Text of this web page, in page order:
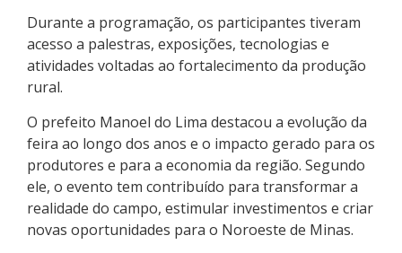
Durante a programação, os participantes tiveram
acesso a palestras, exposições, tecnologias e
atividades voltadas ao fortalecimento da produção
rural.
O prefeito Manoel do Lima destacou a evolução da
feira ao longo dos anos e o impacto gerado para os
produtores e para a economia da região. Segundo
ele, o evento tem contribuído para transformar a
realidade do campo, estimular investimentos e criar
novas oportunidades para o Noroeste de Minas.